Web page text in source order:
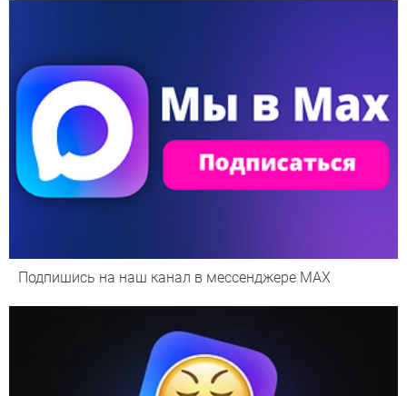
Подпишись на наш канал в мессенджере МАХ